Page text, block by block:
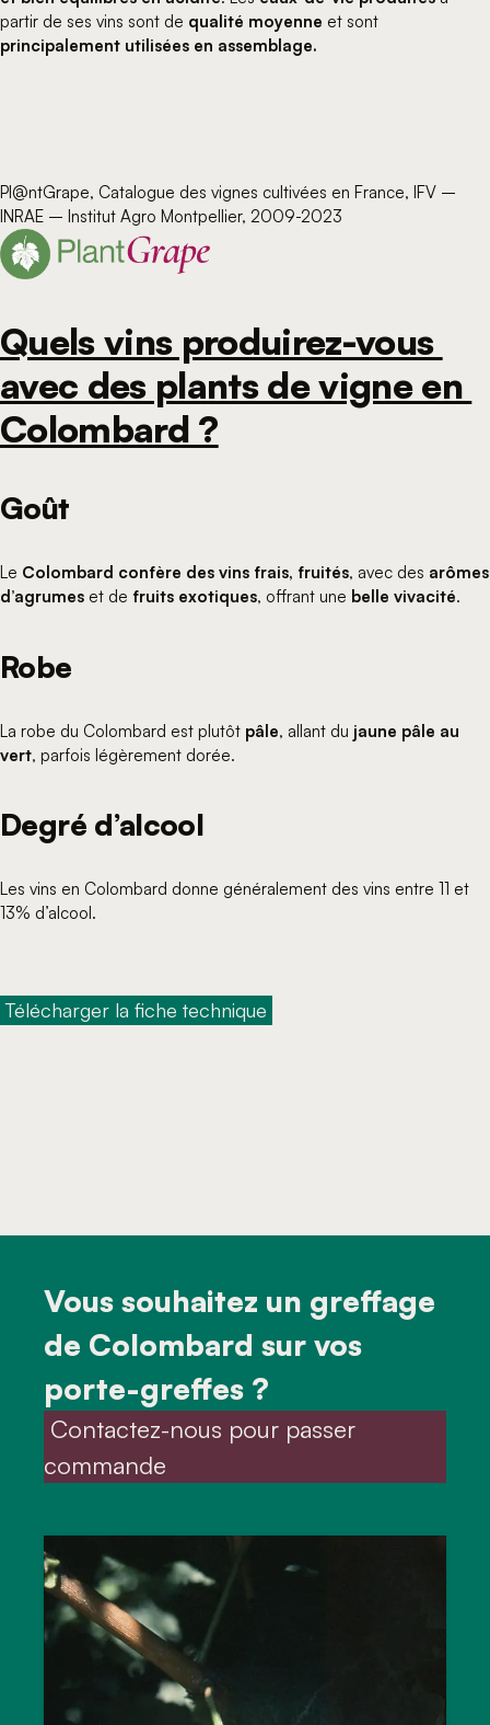
partir de ses vins sont de qualité moyenne et sont
principalement utilisées en assemblage.
Pl@ntGrape, Catalogue des vignes cultivées en France, IFV –
INRAE – Institut Agro Montpellier, 2009-2023
Quels vins produirez-vous
avec des plants de vigne en
Colombard ?
Goût
Le Colombard confère des vins frais, fruités, avec des arômes
d’agrumes et de fruits exotiques, offrant une belle vivacité.
Robe
La robe du Colombard est plutôt pâle, allant du jaune pâle au
vert, parfois légèrement dorée.
Degré d’alcool
Les vins en Colombard donne généralement des vins entre 11 et
13% d’alcool.
Télécharger la fiche technique
Vous souhaitez un greffage
de Colombard sur vos
porte-greffes ?
commande